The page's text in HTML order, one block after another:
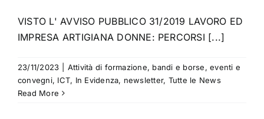
VISTO L' AVVISO PUBBLICO 31/2019 LAVORO ED
IMPRESA ARTIGIANA DONNE: PERCORSI [...]
23/11/2023 Attività di formazione, bandi e borse,eventi e
convegni, ICT, In Evidenza, newsletter, Tutte le News
Read More